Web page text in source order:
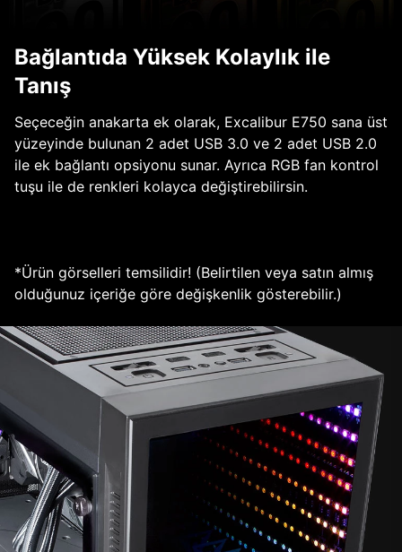
Bağlantıda Yüksek Kolaylık ile
Tanış
Seçeceğin anakarta ek olarak, Excalibur E750 sana üst
yüzeyinde bulunan 2 adet USB 3.0 ve 2 adet USB 2.0
ile ek bağlantı opsiyonu sunar. Ayrıca RGB fan kontrol
tuşu ile de renkleri kolayca değiştirebilirsin.
*Ürün görselleri temsilidir! (Belirtilen veya satın almış
olduğunuz içeriğe göre değişkenlik gösterebilir.)